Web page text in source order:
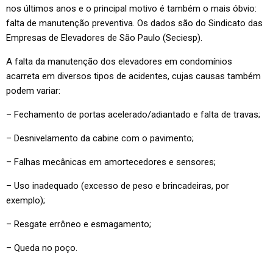
nos últimos anos e o principal motivo é também o mais óbvio:
falta de manutenção preventiva. Os dados são do Sindicato das
Empresas de Elevadores de São Paulo (Seciesp).
A falta da manutenção dos elevadores em condomínios
acarreta em diversos tipos de acidentes, cujas causas também
podem variar:
– Fechamento de portas acelerado/adiantado e falta de travas;
– Desnivelamento da cabine com o pavimento;
– Falhas mecânicas em amortecedores e sensores;
– Uso inadequado (excesso de peso e brincadeiras, por
exemplo);
– Resgate errôneo e esmagamento;
– Queda no poço.